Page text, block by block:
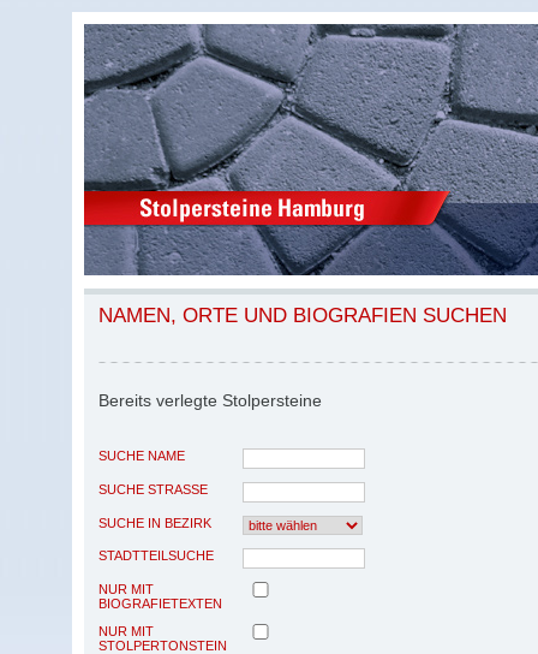
NAMEN, ORTE UND BIOGRAFIEN SUCHEN
Bereits verlegte Stolpersteine
SUCHE NAME
SUCHE STRASSE
SUCHE IN BEZIRK
STADTTEILSUCHE
NUR MIT
BIOGRAFIETEXTEN
NUR MIT
STOLPERTONSTEIN